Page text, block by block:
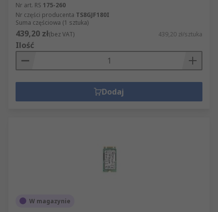
Nr art. RS 175-260
Nr części producenta TS8GJF180I
Suma częściowa (1 sztuka)
439,20 zł(bez VAT) 439,20 zł/sztuka
Ilość
Dodaj
W magazynie